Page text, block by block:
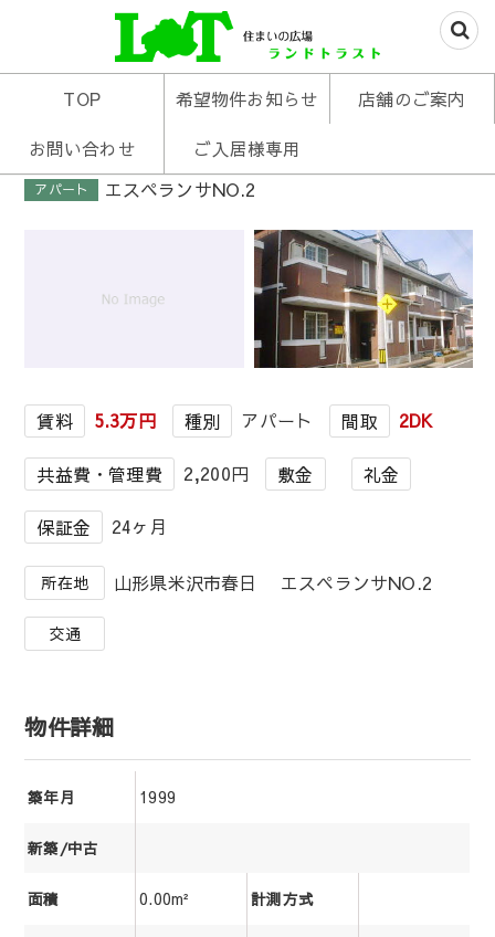
住まいの広場ランド
トラスト
米沢の不動産はお任せあれ
TOP 希望物件お知らせ 店舗のご案内
お問い合わせ ご入居様専用
アパート エスペランサNO.2
/1
賃料 5.3万円 種別 アパート 間取 2DK
共益費・管理費 2,200円 敷金 礼金
保証金 24ヶ月
所在地 山形県米沢市春日 エスペランサNO.2
交通
物件詳細
築年月 1999
新築/中古
面積 0.00m² 計測方式